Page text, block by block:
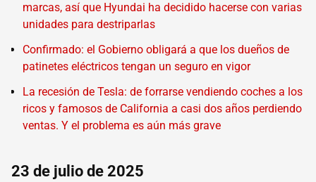
marcas, así que Hyundai ha decidido hacerse con varias
unidades para destriparlas
Confirmado: el Gobierno obligará a que los dueños de
patinetes eléctricos tengan un seguro en vigor
La recesión de Tesla: de forrarse vendiendo coches a los
ricos y famosos de California a casi dos años perdiendo
ventas. Y el problema es aún más grave
23 de julio de 2025